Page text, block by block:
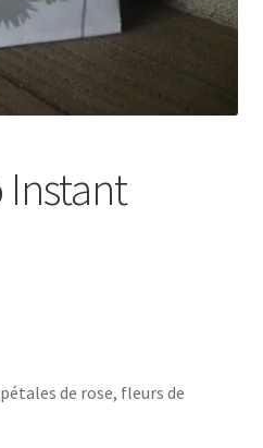
Instant
de rose, fleurs de